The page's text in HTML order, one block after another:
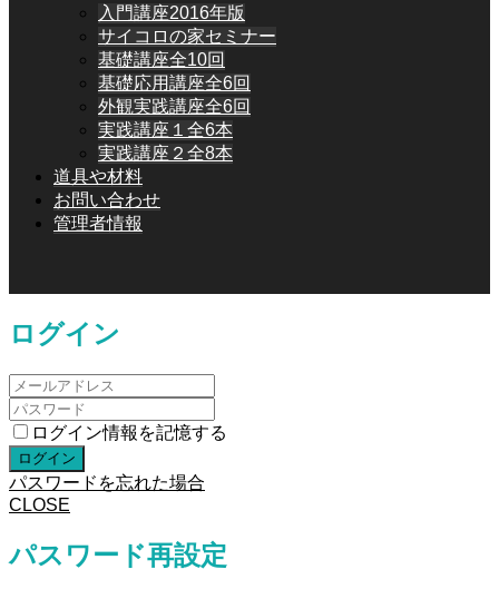
入門講座2016年版
サイコロの家セミナー
基礎講座全10回
基礎応用講座全6回
外観実践講座全6回
実践講座１全6本
実践講座２全8本
道具や材料
お問い合わせ
管理者情報
ログイン
ログイン情報を記憶する
パスワードを忘れた場合
CLOSE
パスワード再設定